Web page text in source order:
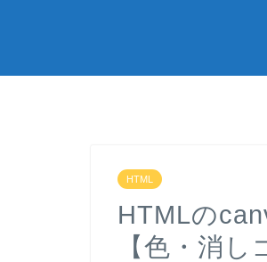
HTML
HTMLの
【色・消